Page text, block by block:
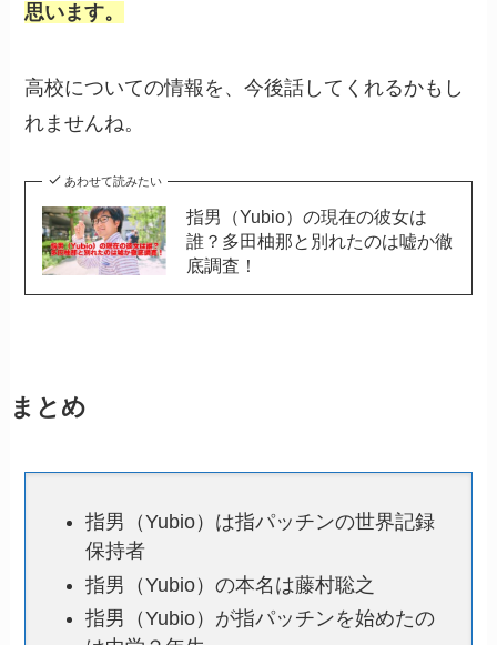
思います。
高校についての情報を、今後話してくれるかもし
れませんね。
あわせて読みたい
指男（Yubio）の現在の彼女は
誰？多田柚那と別れたのは嘘か徹
底調査！
まとめ
指男（Yubio）は指パッチンの世界記録
保持者
指男（Yubio）の本名は藤村聡之
指男（Yubio）が指パッチンを始めたの